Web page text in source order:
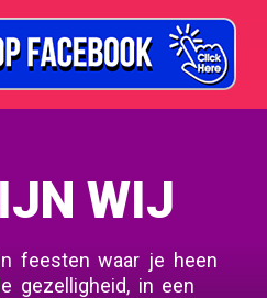
WIJ
feesten waar je heen
gezelligheid, in een